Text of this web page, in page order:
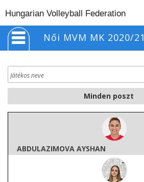
Hungarian Volleyball Federation
Női MVM MK 2020/21
ABDULAZIMOVA AYSHAN